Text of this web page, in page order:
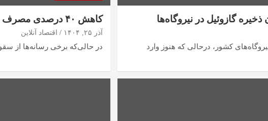
گازوئیل در نیروگاه‌ها
نیروگاه‌های کشور، درحالی که هنوز وارد
کاهش ۴۰ درصدی مصرف بنزین شایعه یا واقعیت؟ / این آمار از کجا می‌آید؟
آذر ۲۵, ۱۴۰۴ اقتصاد آنلاین
در حالی‌که برخی رسانه‌ها از سقوط ۴۰ درصدی مصرف بنزین در روز نخست اجرای